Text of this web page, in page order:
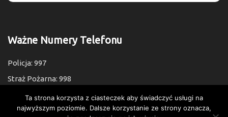
Ważne Numery Telefonu
Policja: 997
Straż Pożarna: 998
Pogotowie: 999
Numer Alarmowy: 112
Ta strona korzysta z ciasteczek aby świadczyć usługi na
najwyższym poziomie. Dalsze korzystanie ze strony oznacza,